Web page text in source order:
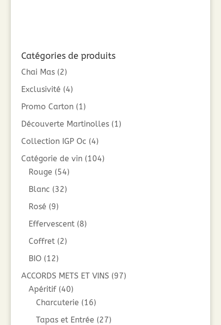
Catégories de produits
Chai Mas (2)
Exclusivité (4)
Promo Carton (1)
Découverte Martinolles (1)
Collection IGP Oc (4)
Catégorie de vin (104)
Rouge (54)
Blanc (32)
Rosé (9)
Effervescent (8)
Coffret (2)
BIO (12)
ACCORDS METS ET VINS (97)
Apéritif (40)
Charcuterie (16)
Tapas et Entrée (27)